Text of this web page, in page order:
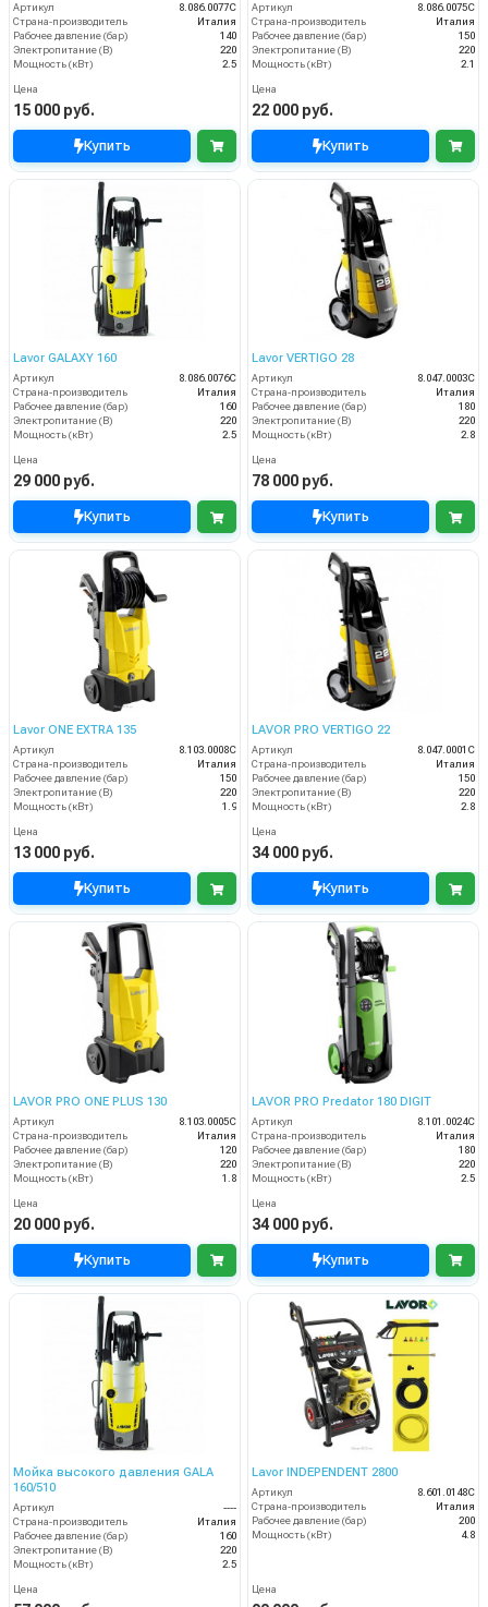
Артикул
8.086.0077C
Страна-производитель
Италия
Рабочее давление (бар)
140
Электропитание (В)
220
Мощность (кВт)
2.5
Цена
15 000 руб.
Купить
Артикул
8.086.0075C
Страна-производитель
Италия
Рабочее давление (бар)
150
Электропитание (В)
220
Мощность (кВт)
2.1
Цена
22 000 руб.
Купить
Lavor GALAXY 160
Артикул
8.086.0076C
Страна-производитель
Италия
Рабочее давление (бар)
160
Электропитание (В)
220
Мощность (кВт)
2.5
Цена
29 000 руб.
Купить
Lavor VERTIGO 28
Артикул
8.047.0003C
Страна-производитель
Италия
Рабочее давление (бар)
180
Электропитание (В)
220
Мощность (кВт)
2.8
Цена
78 000 руб.
Купить
Lavor ONE EXTRA 135
Артикул
8.103.0008C
Страна-производитель
Италия
Рабочее давление (бар)
150
Электропитание (В)
220
Мощность (кВт)
1.9
Цена
13 000 руб.
Купить
LAVOR PRO VERTIGO 22
Артикул
8.047.0001C
Страна-производитель
Италия
Рабочее давление (бар)
150
Электропитание (В)
220
Мощность (кВт)
2.8
Цена
34 000 руб.
Купить
LAVOR PRO ONE PLUS 130
Артикул
8.103.0005C
Страна-производитель
Италия
Рабочее давление (бар)
120
Электропитание (В)
220
Мощность (кВт)
1.8
Цена
20 000 руб.
Купить
LAVOR PRO Predator 180 DIGIT
Артикул
8.101.0024C
Страна-производитель
Италия
Рабочее давление (бар)
180
Электропитание (В)
220
Мощность (кВт)
2.5
Цена
34 000 руб.
Купить
Мойка высокого давления GALA
160/510
Артикул
----
Страна-производитель
Италия
Рабочее давление (бар)
160
Электропитание (В)
220
Мощность (кВт)
2.5
Цена
Lavor INDEPENDENT 2800
Артикул
8.601.0148C
Страна-производитель
Италия
Рабочее давление (бар)
200
Мощность (кВт)
4.8
Цена